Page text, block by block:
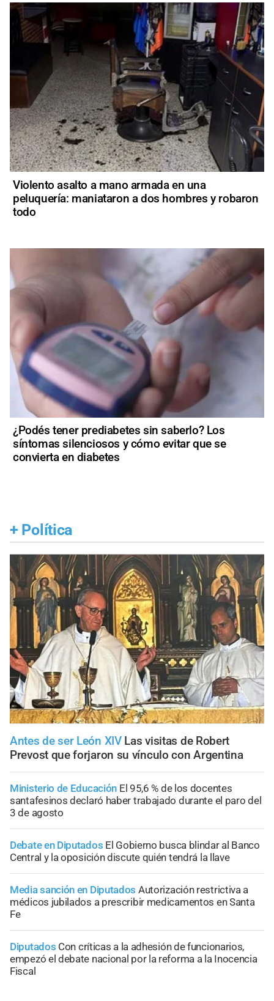
Violento asalto a mano armada en una
peluquería: maniataron a dos hombres y robaron
todo
¿Podés tener prediabetes sin saberlo? Los
síntomas silenciosos y cómo evitar que se
convierta en diabetes
+ Política
Antes de ser León XIV Las visitas de Robert
Prevost que forjaron su vínculo con Argentina
Ministerio de Educación El 95,6 % de los docentes
santafesinos declaró haber trabajado durante el paro del
3 de agosto
Debate en Diputados El Gobierno busca blindar al Banco
Central y la oposición discute quién tendrá la llave
Media sanción en Diputados Autorización restrictiva a
médicos jubilados a prescribir medicamentos en Santa
Fe
Diputados Con críticas a la adhesión de funcionarios,
empezó el debate nacional por la reforma a la Inocencia
Fiscal